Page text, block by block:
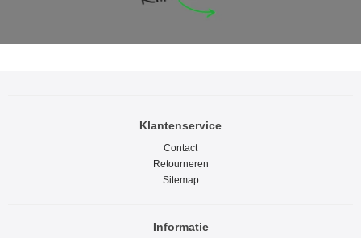
Klantenservice
Contact
Retourneren
Sitemap
Informatie